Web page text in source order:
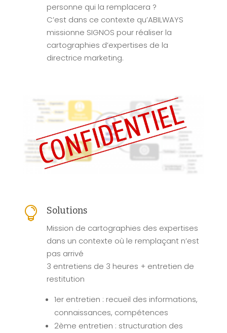
personne qui la remplacera ?
C’est dans ce contexte qu’ABILWAYS
missionne SIGNOS pour réaliser la
cartographies d’expertises de la
directrice marketing.
 Solutions
Mission de cartographies des expertises
dans un contexte où le remplaçant n’est
pas arrivé
3 entretiens de 3 heures + entretien de
restitution
1er entretien : recueil des informations,
connaissances, compétences
2ème entretien : structuration des